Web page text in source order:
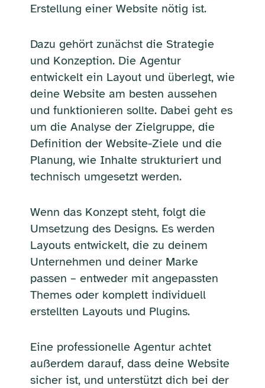
Erstellung einer Website nötig ist.
Dazu gehört zunächst die Strategie
und Konzeption. Die Agentur
entwickelt ein Layout und überlegt, wie
deine Website am besten aussehen
und funktionieren sollte. Dabei geht es
um die Analyse der Zielgruppe, die
Definition der Website-Ziele und die
Planung, wie Inhalte strukturiert und
technisch umgesetzt werden.
Wenn das Konzept steht, folgt die
Umsetzung des Designs. Es werden
Layouts entwickelt, die zu deinem
Unternehmen und deiner Marke
passen – entweder mit angepassten
Themes oder komplett individuell
erstellten Layouts und Plugins.
Eine professionelle Agentur achtet
außerdem darauf, dass deine Website
sicher ist, und unterstützt dich bei der